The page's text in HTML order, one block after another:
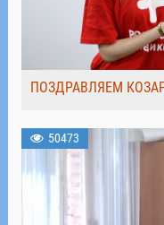
ПОЗДРАВЛЯЕМ
50473